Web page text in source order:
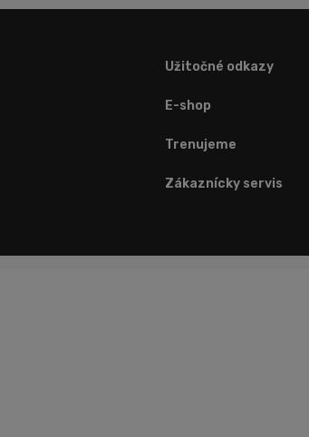
Užitočné odkazy
E-shop
Trenujeme
Zákaznícky servis